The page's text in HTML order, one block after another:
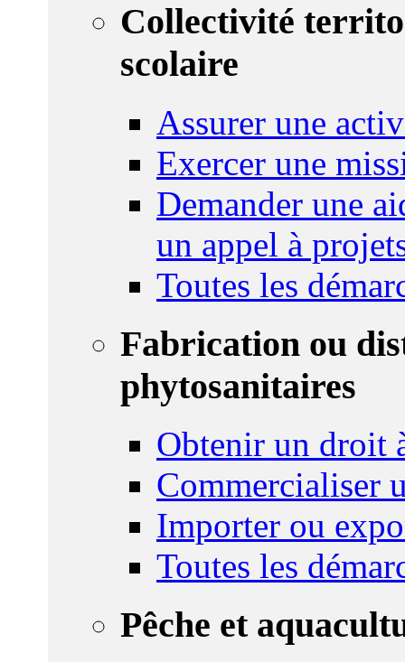
Collectivité
scolaire
Assurer une
Exercer une
Demander une
un appel à
Toutes les
Fabrication ou
phytosanitaires
Obtenir un droit
Commercialiser
Importer ou
Toutes les
Pêche et